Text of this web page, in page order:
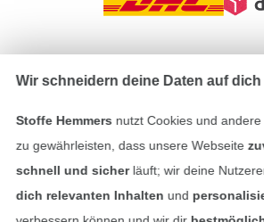
Impressum
Datenschutz
In den deutschen Shop
Wir schneidern deine Daten auf dich
Stoffe Hemmers nutzt Cookies und
zu gewährleisten, dass unsere Webseite
schnell und sicherläuft; wir deine
dich relevanten Inhalten und